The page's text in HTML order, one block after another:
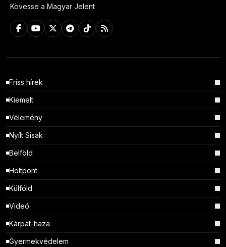
Kövesse a Magyar Jelent
Friss hírek
Kiemelt
Vélemény
Nyílt Sisak
Belföld
Holtpont
Külföld
Videó
Kárpát-haza
Gyermekvédelem